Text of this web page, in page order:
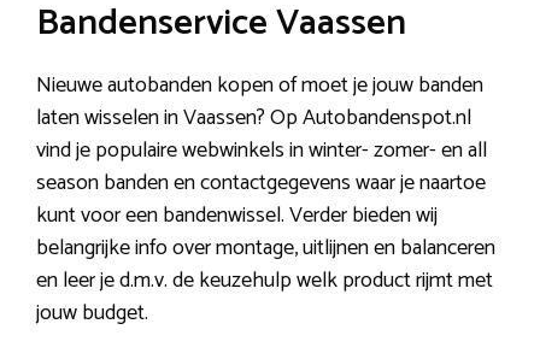
Bandenservice Vaassen
Nieuwe autobanden kopen of moet je jouw banden
laten wisselen in Vaassen? Op Autobandenspot.nl
vind je populaire webwinkels in winter- zomer- en all
season banden en contactgegevens waar je naartoe
kunt voor een bandenwissel. Verder bieden wij
belangrijke info over montage, uitlijnen en balanceren
en leer je d.m.v. de keuzehulp welk product rijmt met
jouw budget.